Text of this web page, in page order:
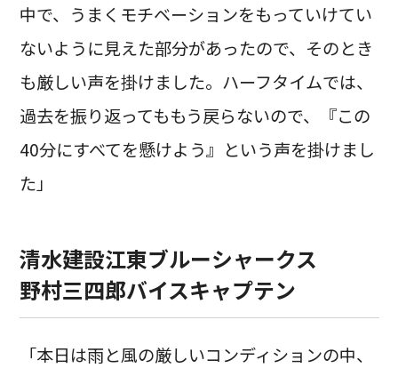
中で、うまくモチベーションをもっていけてい
ないように見えた部分があったので、そのとき
も厳しい声を掛けました。ハーフタイムでは、
過去を振り返ってももう戻らないので、『この
40分にすべてを懸けよう』という声を掛けまし
た」
清水建設江東ブルーシャークス
野村三四郎バイスキャプテン
「本日は雨と風の厳しいコンディションの中、